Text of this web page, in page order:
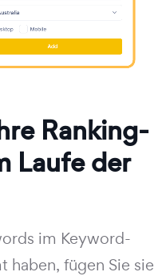
Ranking-
Laufe der
im Keyword-
haben, fügen Sie sie